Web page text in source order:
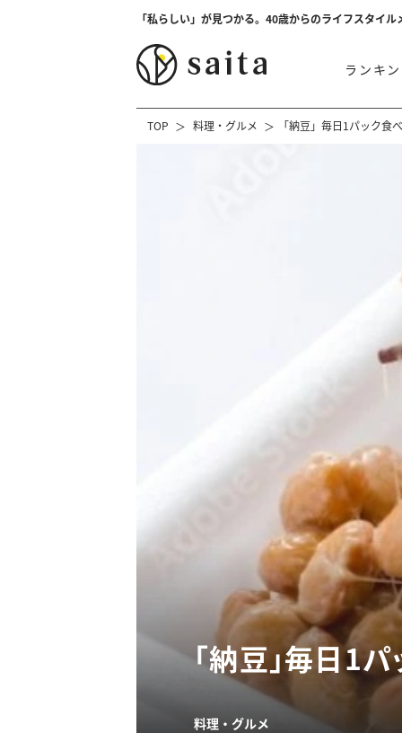
「私らしい」が見つかる。40歳からのライフスタイル
ランキ
TOP 料理・グルメ 「納豆」毎日1パック食
「納豆」毎日1
料理・グルメ